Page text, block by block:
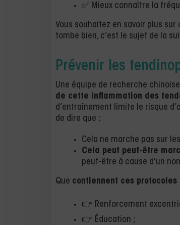
✅ Mieux connaître la
Vous souhaitez en savoir plus
tombe bien, c’est le sujet de la
Prévenir les
Une équipe de recherche
de cette inflammation des
d’entraînement limite le risque
de dire que :
Cela ne marche pas sur
Cela peut peut-être
peut-être à cause d’un
Que contiennent ces protocoles
👉 Renforcement
👉 Éducation ;